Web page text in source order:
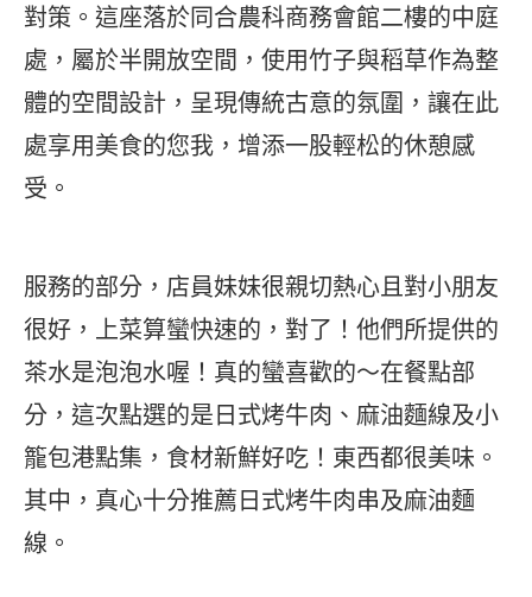
對策。這座落於同合農科商務會館二樓的中庭
處，屬於半開放空間，使用竹子與稻草作為整
體的空間設計，呈現傳統古意的氛圍，讓在此
處享用美食的您我，增添一股輕松的休憩感
受。
服務的部分，店員妹妹很親切熱心且對小朋友
很好，上菜算蠻快速的，對了！他們所提供的
茶水是泡泡水喔！真的蠻喜歡的～在餐點部
分，這次點選的是日式烤牛肉、麻油麵線及小
籠包港點集，食材新鮮好吃！東西都很美味。
其中，真心十分推薦日式烤牛肉串及麻油麵
線。